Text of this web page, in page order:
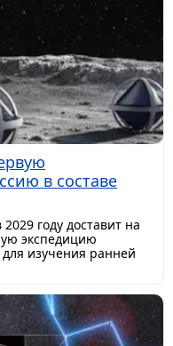
в составе
году доставит на
экспедицию
изучения ранней